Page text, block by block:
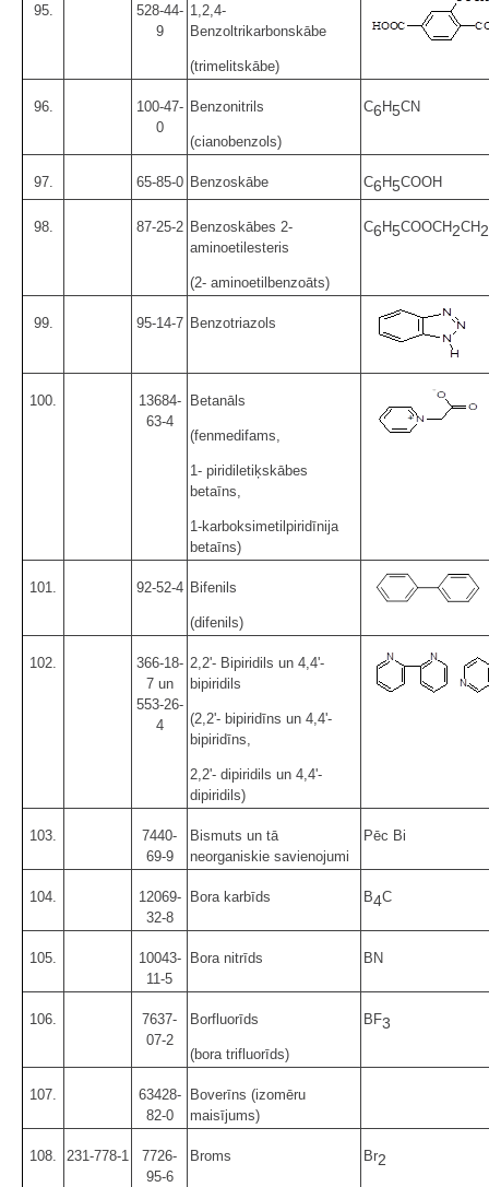
95.
528-44-
9
1,2,4-
Benzoltrikarbonskābe
(trimelitskābe)
96.
100-47-
0
Benzonitrils
(cianobenzols)
C6H5CN
97. 65-85-0 Benzoskābe C6H5COOH
98. 87-25-2 Benzoskābes 2-
aminoetilesteris
(2- aminoetilbenzoāts)
C6H5COOCH2CH2
99. 95-14-7 Benzotriazols
100.
13684-
63-4
Betanāls
(fenmedifams,
1- piridiletiķskābes
betaīns,
1-karboksimetilpiridīnija
betaīns)
101. 92-52-4 Bifenils
(difenils)
102.
366-18-
7 un
553-26-
4
2,2'- Bipiridils un 4,4'-
bipiridils
(2,2'- bipiridīns un 4,4'-
bipiridīns,
2,2'- dipiridils un 4,4'-
dipiridils)
103.
7440-
69-9
Bismuts un tā
neorganiskie savienojumi
Pēc Bi
104.
12069-
32-8
Bora karbīds B4C
105.
10043-
11-5
Bora nitrīds BN
106.
7637-
07-2
Borfluorīds
(bora trifluorīds)
BF3
107.
63428-
82-0
Boverīns (izomēru
maisījums)
108. 231-778-1
7726-
95-6
Broms Br2